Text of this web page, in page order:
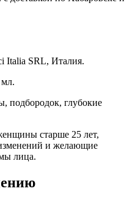
Italia SRL, Италия.
подбородок, глубокие
старше 25 лет,
и желающие
лица.